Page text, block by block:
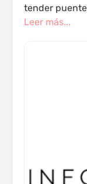
tender
Leer más...